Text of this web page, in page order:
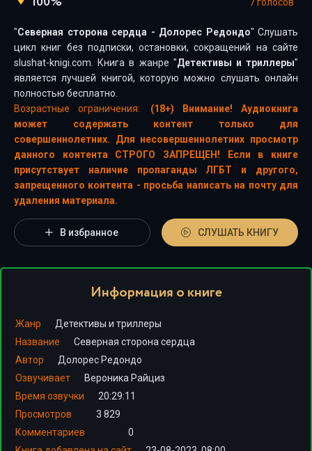
"Северная сторона сердца - Долорес Редондо" Слушать
цикл книг без подписки, остановки, сокращений на сайте
slushat-knigi.com. Книга в жанре "Детективы и триллеры"
является лучшей книгой, которую можно слушать онлайн
полностью бесплатно.
Возрастные ограничения:
(18+) Внимание! Аудиокнига
может содержать контент только для
совершеннолетних. Для несовершеннолетних просмотр
данного контента СТРОГО ЗАПРЕЩЕН! Если в книге
присутствует наличие пропаганды ЛГБТ и другого,
запрещенного контента - просьба написать на почту для
удаления материала.
В избранное СЛУШАТЬ КНИГУ
Информация о книге
Жанр
Детективы и триллеры
Название
Северная сторона сердца
Автор
Долорес Редондо
Озвучивает
Вероника Райциз
Время озвучки
20:29:11
Просмотров
3 829
Комментариев
0